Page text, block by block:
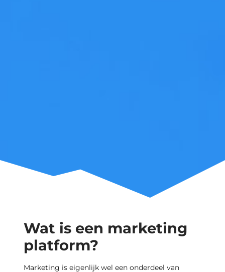
Wat is een marketing
platform?
Marketing is eigenlijk wel een onderdeel van